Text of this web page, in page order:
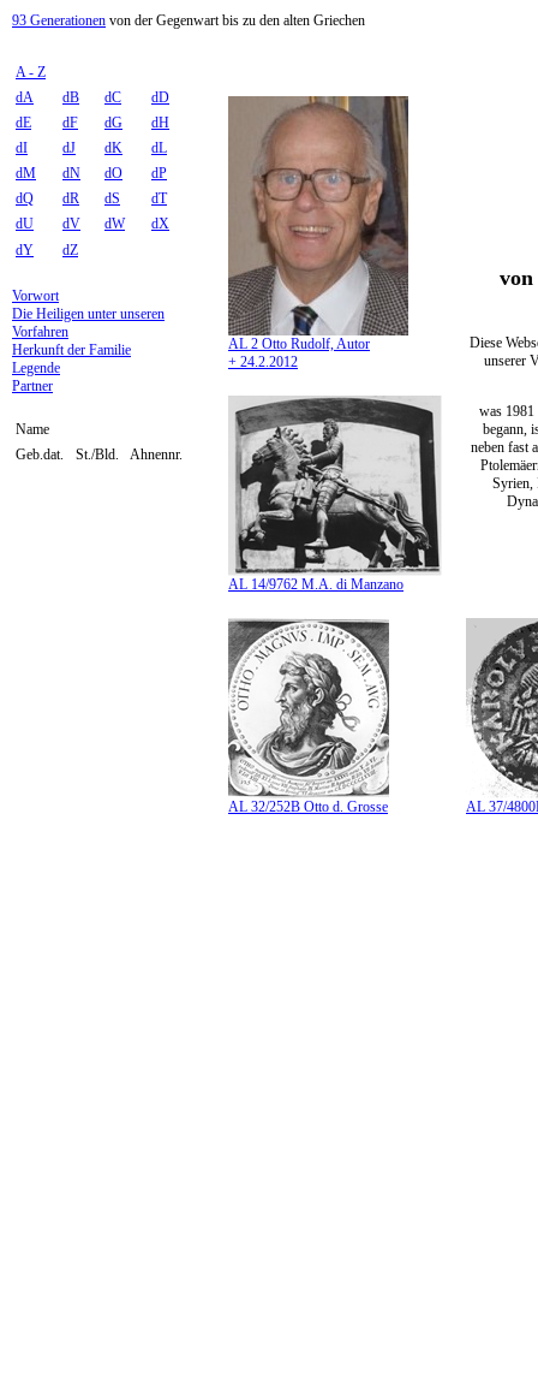
93 Generationen von der Gegenwart bis zu den alten Griechen
A - Z
dA
dB dC
dD
dE
dF dG
dH
dI
dJ dK
dL
dM
dN dO
dP
dQ
dR dS
dT
dU
dV dW
dX
dY
dZ
Vorwort
Die Heiligen unter unseren
Vorfahren
Herkunft der Familie
Legende
Partner
Name
Geb.dat.
St./Bld. Ahnennr.
AL 2 Otto Rudolf, Autor
+ 24.2.2012
von
Diese
unserer
was 1981
begann,
neben fast
Syrien,
AL 14/9762 M.A. di Manzano
AL 32/252B Otto d. Grosse AL 37/